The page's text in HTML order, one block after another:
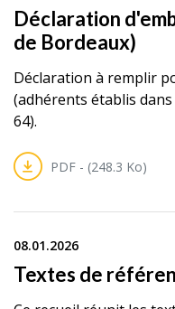
Déclaration
de Bordeaux)
Déclaration à remplir
(adhérents établis
64).
PDF - (248.3 Ko)
08.01.2026
Textes de